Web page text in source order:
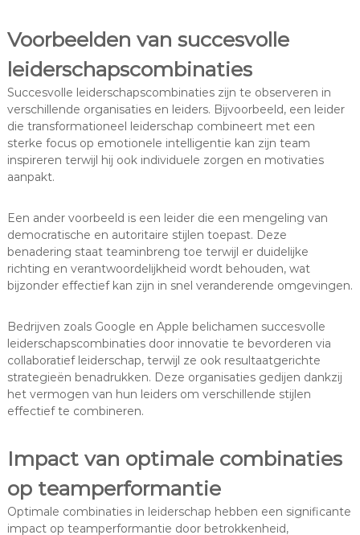
Voorbeelden van succesvolle
leiderschapscombinaties
Succesvolle leiderschapscombinaties zijn te observeren in
verschillende organisaties en leiders. Bijvoorbeeld, een leider
die transformationeel leiderschap combineert met een
sterke focus op emotionele intelligentie kan zijn team
inspireren terwijl hij ook individuele zorgen en motivaties
aanpakt.
Een ander voorbeeld is een leider die een mengeling van
democratische en autoritaire stijlen toepast. Deze
benadering staat teaminbreng toe terwijl er duidelijke
richting en verantwoordelijkheid wordt behouden, wat
bijzonder effectief kan zijn in snel veranderende omgevingen.
Bedrijven zoals Google en Apple belichamen succesvolle
leiderschapscombinaties door innovatie te bevorderen via
collaboratief leiderschap, terwijl ze ook resultaatgerichte
strategieën benadrukken. Deze organisaties gedijen dankzij
het vermogen van hun leiders om verschillende stijlen
effectief te combineren.
Impact van optimale combinaties
op teamperformantie
Optimale combinaties in leiderschap hebben een significante
impact op teamperformantie door betrokkenheid,